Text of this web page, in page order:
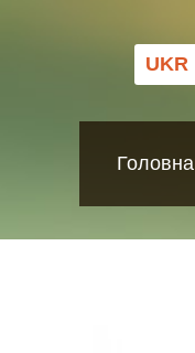
UKR
Головна